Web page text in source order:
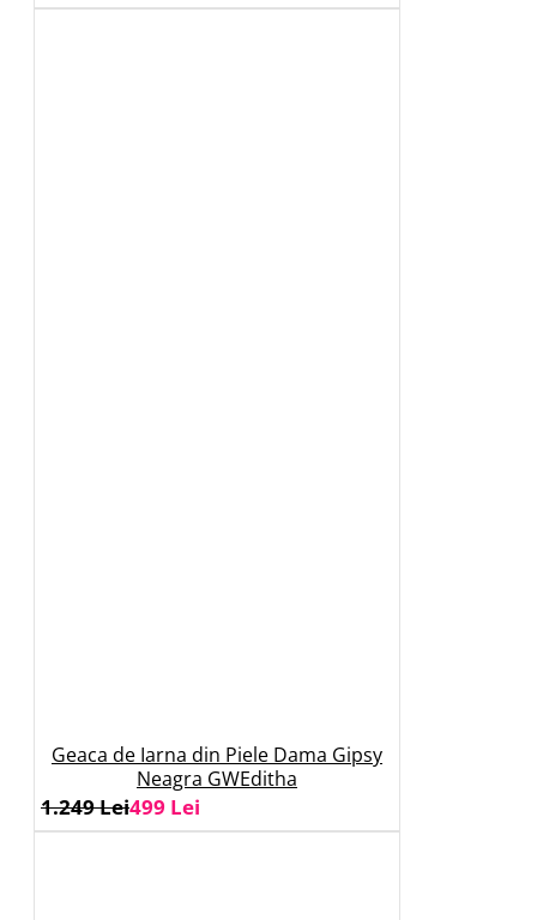
Geaca de Iarna din Piele Dama Gipsy
Neagra GWEditha
499 Lei
1.249 Lei